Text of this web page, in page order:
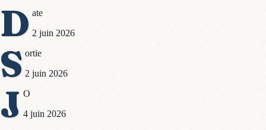
D ate
2 juin 2026
S ortie
2 juin 2026
J O
4 juin 2026